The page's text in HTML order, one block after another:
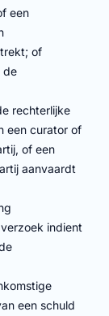
een
of
de
rechterlijke
een curator of
of een
aanvaardt
indient
een schuld